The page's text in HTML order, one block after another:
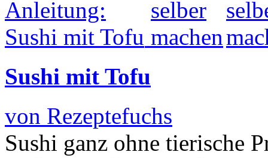
Sushi mit Tofu
von Rezeptefuchs
Sushi ganz ohne tierische